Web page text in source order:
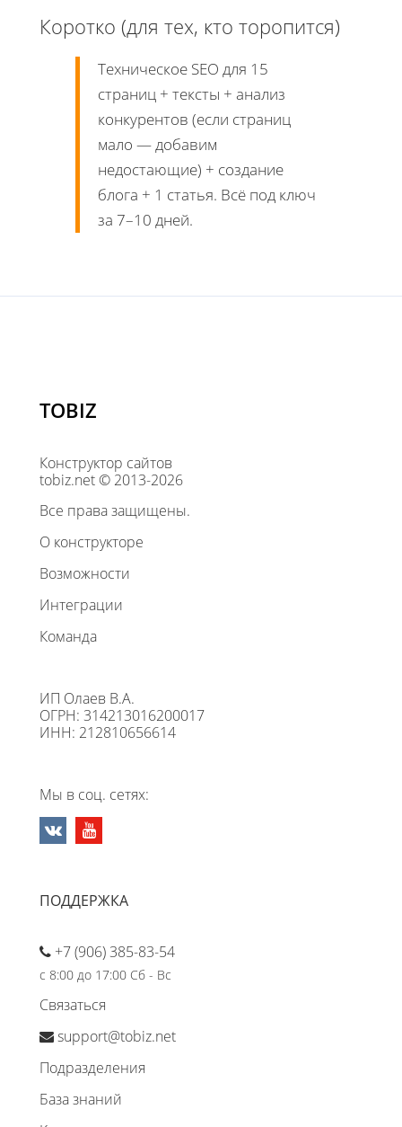
Коротко (для тех, кто торопится)
Техническое SEO для 15
страниц + тексты + анализ
конкурентов (если страниц
мало — добавим
недостающие) + создание
блога + 1 статья. Всё под ключ
за 7–10 дней.
TOBIZ
Конструктор сайтов
tobiz.net © 2013-2026
Все права защищены.
О конструкторе
Возможности
Интеграции
Команда
ИП Олаев В.А.
ОГРН: 314213016200017
ИНН: 212810656614
Мы в соц. сетях:
ПОДДЕРЖКА
+7 (906) 385-83-54
с 8:00 до 17:00 Сб - Вс
Связаться
support@tobiz.net
Подразделения
База знаний